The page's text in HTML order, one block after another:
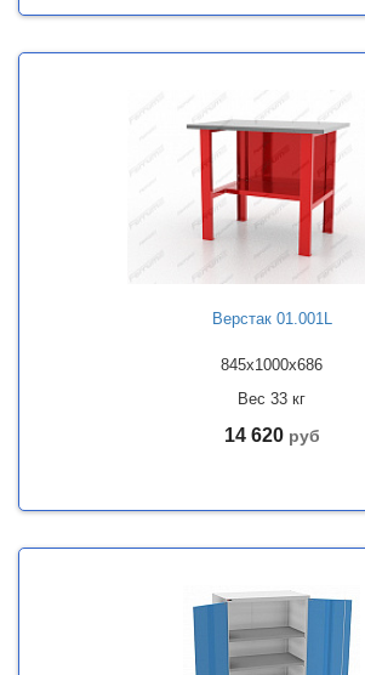
Верстак 01.001L
845x1000x686
Вес 33 кг
14 620 руб